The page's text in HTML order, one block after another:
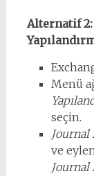
Alternatif 2:
Menü
seçin.
Journal
ve
Journal